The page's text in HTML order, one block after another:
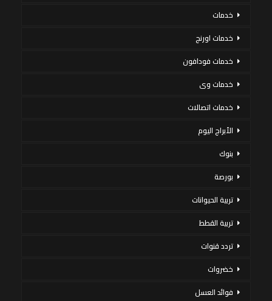
خدمات
خدمات اورنج
خدمات فودافون
خدمات وى
خدمات اتصالات
الأبراج اليوم
بنوك
بورصة
تربية الحيوانات
تربية القطط
تردد قنوات
خضروات
فوائد العسل